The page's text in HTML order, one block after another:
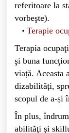
referitoare la
vorbeşte).
Terapie
Terapia
şi buna
viață. Aceasta
dizabilități,
scopul de a-și
În plus,
abilităţi şi